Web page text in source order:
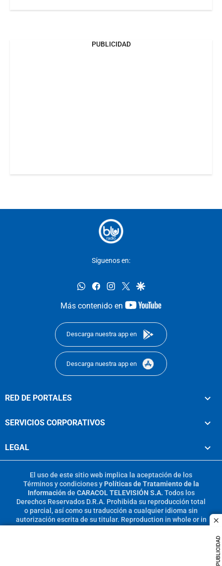
PUBLICIDAD
PUBLICIDAD
Síguenos en:
whatsappfacebookinstagram
twittergoogle
Más contenido en
youtube-
Descarga nuestra app en
Descarga nuestra app en
RED DE PORTALES
SERVICIOS CORPORATIVOS
LEGAL
El uso de este sitio web implica la aceptación de los
Términos y condicionesy Políticas de Tratamiento de la
Información de CARACOL TELEVISIÓN S.A. Todos los
Derechos Reservados D.R.A. Prohibida su reproducción total
o parcial, así como su traducción a cualquier idioma sin
autorización escrita de su titular. Reproduction in whole or in